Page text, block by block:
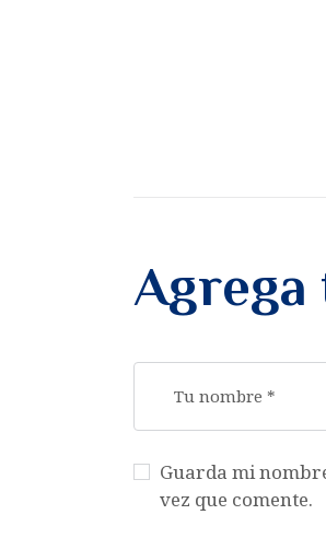
Guarda mi
vez que comente.